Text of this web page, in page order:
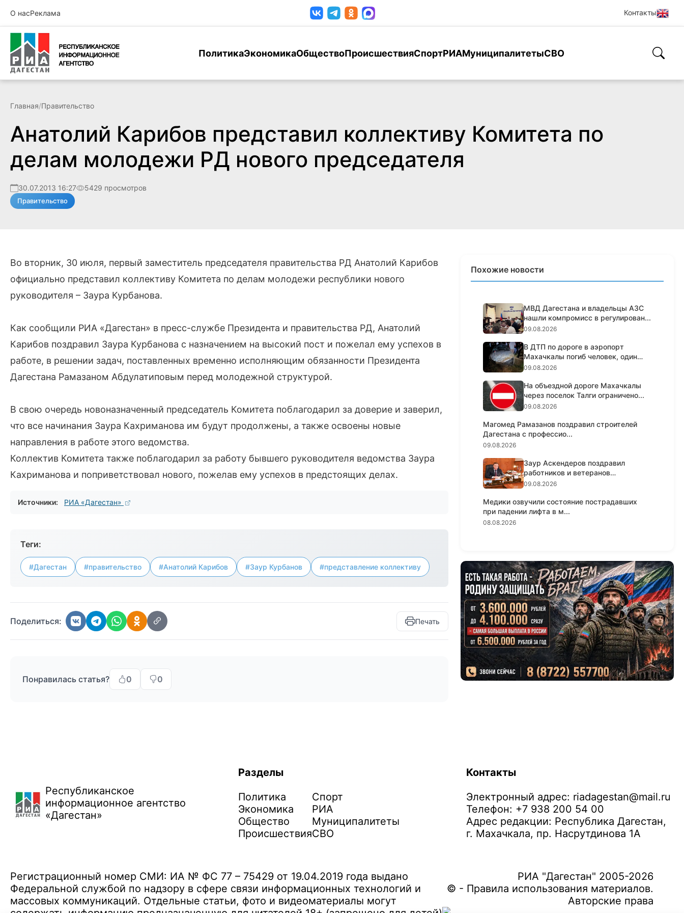
О насРеклама Контакты
ПолитикаЭкономикаОбществоПроисшествияСпортРИАМуниципалитетыСВО
Главная/Правительство
Анатолий Карибов представил коллективу Комитета по
делам молодежи РД нового председателя
30.07.2013 16:27 5429 просмотров
Правительство
Во вторник, 30 июля, первый заместитель председателя правительства РД Анатолий Карибов
официально представил коллективу Комитета по делам молодежи республики нового
руководителя – Заура Курбанова.
Как сообщили РИА «Дагестан» в пресс-службе Президента и правительства РД, Анатолий
Карибов поздравил Заура Курбанова с назначением на высокий пост и пожелал ему успехов в
работе, в решении задач, поставленных временно исполняющим обязанности Президента
Дагестана Рамазаном Абдулатиповым перед молодежной структурой.
В свою очередь новоназначенный председатель Комитета поблагодарил за доверие и заверил,
что все начинания Заура Кахриманова им будут продолжены, а также освоены новые
направления в работе этого ведомства.
Коллектив Комитета также поблагодарил за работу бывшего руководителя ведомства Заура
Кахриманова и поприветствовал нового, пожелав ему успехов в предстоящих делах.
Источники: РИА «Дагестан»
Теги:
#Дагестан #правительство #Анатолий Карибов #Заур Курбанов #представление коллективу
Поделиться: Печать
Понравилась статья? 0 0
Похожие новости
МВД Дагестана и владельцы АЗС
нашли компромисс в регулирован...
09.08.2026
В ДТП по дороге в аэропорт
Махачкалы погиб человек, один
жит...
09.08.2026
На объездной дороге Махачкалы
через поселок Талги ограничено...
09.08.2026
Магомед Рамазанов поздравил строителей
Дагестана с профессио...
09.08.2026
Заур Аскендеров поздравил
работников и ветеранов
строительно...
09.08.2026
Медики озвучили состояние пострадавших
при падении лифта в м...
08.08.2026
Республиканское
информационное агентство
«Дагестан»
Разделы
Политика
Экономика
Общество
Происшествия
Спорт
РИА
Муниципалитеты
СВО
Контакты
Электронный адрес: riadagestan@mail.ru
Телефон: +7 938 200 54 00
Адрес редакции: Республика Дагестан,
г. Махачкала, пр. Насрутдинова 1А
Регистрационный номер СМИ: ИА № ФС 77 – 75429 от 19.04.2019 года выдано
Федеральной службой по надзору в сфере связи информационных технологий и
массовых коммуникаций. Отдельные статьи, фото и видеоматериалы могут
РИА "Дагестан" 2005-2026
© - Правила использования материалов.
Авторские права